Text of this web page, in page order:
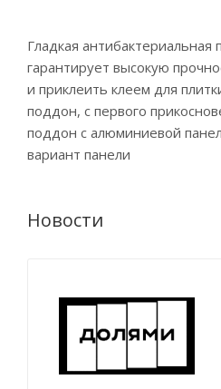
Гладкая антибактериальная
гарантирует высокую
и приклеить клеем для
поддон, с первого
поддон с алюминиевой
вариант панели
Новости